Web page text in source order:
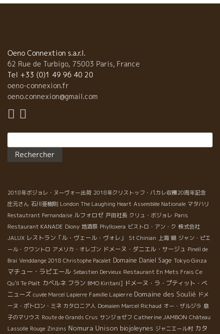
Oeno Connextion s.a.r.l.
62 Rue de Turbigo, 75003 Paris, France
Tel +33 (0)1 49 96 40 20
oeno-connexion.fr
oeno.connexion@gmail.com
2018年ボジョレ・ヌーヴォー出荷 2018年クリストッフ・パカレ収穫20周年記念
庄元さん 石川亜樹則 London The Laughing Heart Assemblée Nationale マタハリ
Restautrant Fernandaise ルフォロゼ 戸田社長 クリュ・ボジョレ Paris
Restaurant KANADE Diony 地酒祭 Phylloxera ビストロ・アン・ク 株式会社
JALUX レストラン「ル・ヴェール・ヴォレ」 St Chinian 上海 鍋 ジャン・ピエ
ール・クワントロ アメリカ・オレゴン ドメーヌ・ダニエル・サージュ Pinell de
Brai Venddange 2018 Christophe Pacalet Domaine Daniel Sage Tokyo Ginza
マチュー・ラピエール Sebastien Dervieux Restaurant En Mets Frais Ce
Qu'Il Te Plaît カベルネ フラン BMO Kiritani] ドメーヌ・ラ・プティット・べ
ニューズ cuvée Marcel Lapierre Famille Lapierre Domaine des Soulié ドメ
ーヌ・ポトロン・ミネ カタロニア人 Domaien Marcel Richaud オー・ザルジラ 息
子のマリウス Route de Grands Crus サンジョゼフ Catherine JAMBON Château
Lassolle Rouge Zinzins Nomura Unison biojoleynes ジャニエール村 カタ